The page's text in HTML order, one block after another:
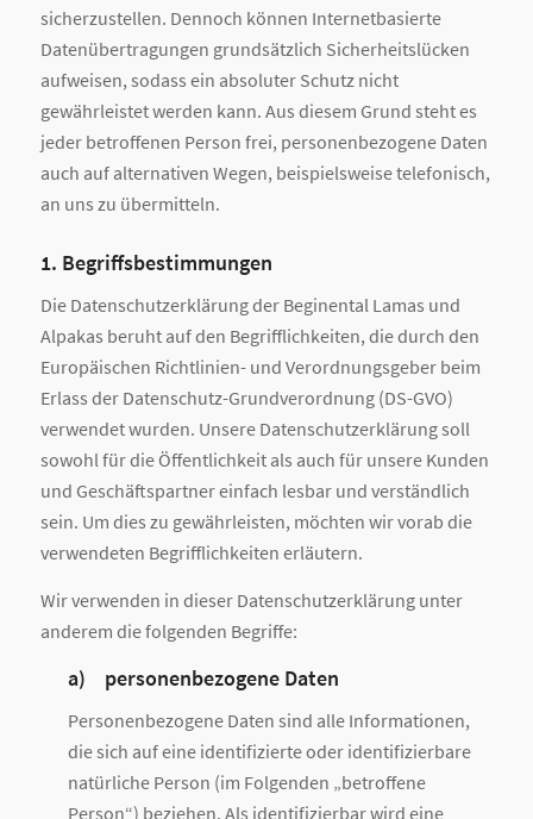
sicherzustellen. Dennoch können Internetbasierte
Datenübertragungen grundsätzlich Sicherheitslücken
aufweisen, sodass ein absoluter Schutz nicht
gewährleistet werden kann. Aus diesem Grund steht es
jeder betroffenen Person frei, personenbezogene Daten
auch auf alternativen Wegen, beispielsweise telefonisch,
an uns zu übermitteln.
1. Begriffsbestimmungen
Die Datenschutzerklärung der Beginental Lamas und
Alpakas beruht auf den Begrifflichkeiten, die durch den
Europäischen Richtlinien- und Verordnungsgeber beim
Erlass der Datenschutz-Grundverordnung (DS-GVO)
verwendet wurden. Unsere Datenschutzerklärung soll
sowohl für die Öffentlichkeit als auch für unsere Kunden
und Geschäftspartner einfach lesbar und verständlich
sein. Um dies zu gewährleisten, möchten wir vorab die
verwendeten Begrifflichkeiten erläutern.
Wir verwenden in dieser Datenschutzerklärung unter
anderem die folgenden Begriffe:
a) personenbezogene Daten
Personenbezogene Daten sind alle Informationen,
die sich auf eine identifizierte oder identifizierbare
natürliche Person (im Folgenden „betroffene
Person“) beziehen. Als identifizierbar wird eine